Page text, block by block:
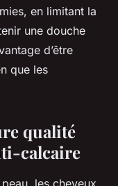
en limitant la
une douche
d’être
que les
qualité
calcaire